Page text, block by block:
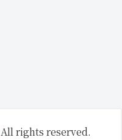
All rights reserved.